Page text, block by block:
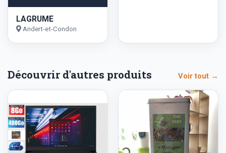
LAGRUME
Andert-et-Condon
Découvrir d'autres produits Voir tout →